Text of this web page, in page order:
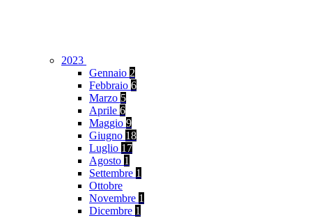
2023
Gennaio 2
Febbraio 6
Marzo 5
Aprile 6
Maggio 9
Giugno 18
Luglio 17
Agosto 1
Settembre 1
Ottobre
Novembre 1
Dicembre 1